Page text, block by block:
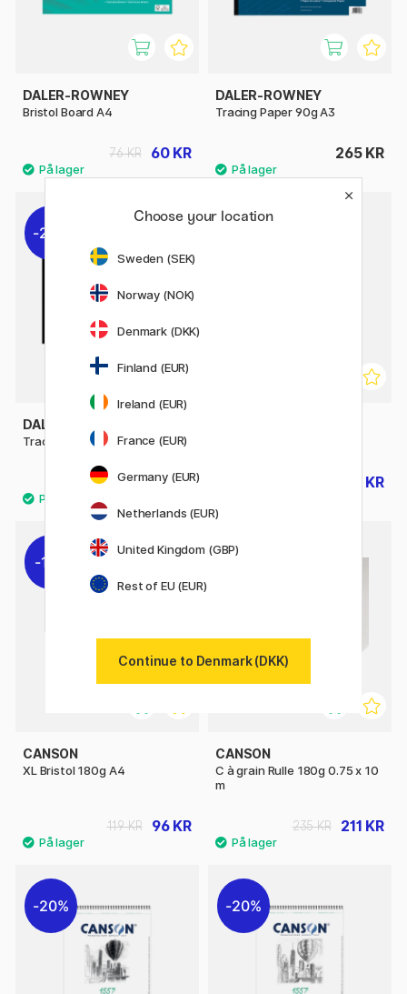
DALER-ROWNEY
Bristol Board A4
60 KR
76 KR
DALER-ROWNEY
Tracing Paper 90g A3
265 KR
20%
DALER-ROWNEY
Tracing Paper 90g A4
103 KR
129 KR 96 KR
19%
CANSON
XL Bristol 180g A4
96 KR
119 KR
10%
CANSON
C à grain Rulle 180g 0.75 x 10
m
211 KR
235 KR
20% 20%
Choose your location
Sweden (SEK)
Norway (NOK)
Denmark (DKK)
Finland (EUR)
Ireland (EUR)
France (EUR)
Germany (EUR)
Netherlands (EUR)
United Kingdom (GBP)
Rest of EU (EUR)
Continue to Denmark (DKK)